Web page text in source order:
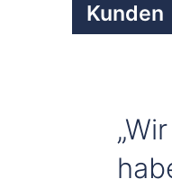
Kunden
„Wir